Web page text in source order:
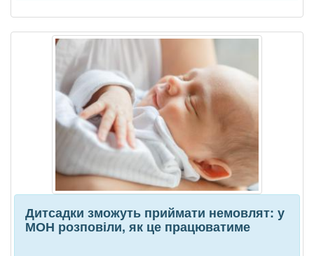
Дитсадки зможуть приймати немовлят: у
МОН розповіли, як це працюватиме